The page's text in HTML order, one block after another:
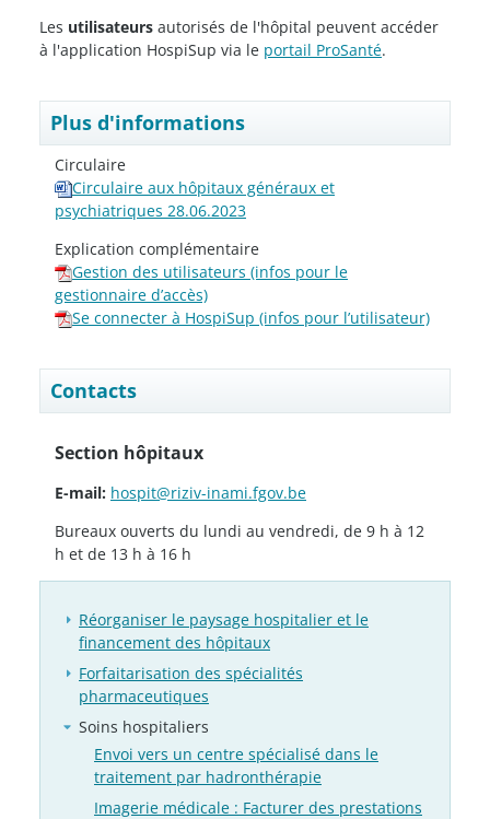
Réorganiser le paysage hospitalier et le
financement des hôpitaux
Forfaitarisation des spécialités
pharmaceutiques
Soins hospitaliers
Envoi vers un centre spécialisé dans le
traitement par hadronthérapie
Imagerie médicale : Facturer des prestations
Les utilisateurs autorisés de l'hôpital peuvent accéder
à l'application HospiSup via le portail ProSanté.
Plus d'informations
Circulaire
Circulaire aux hôpitaux généraux et
psychiatriques 28.06.2023
Explication complémentaire
Gestion des utilisateurs (infos pour le
gestionnaire d’accès)
Se connecter à HospiSup (infos pour l’utilisateur)
Contacts
Section hôpitaux
E-mail: hospit@riziv-inami.fgov.be
Bureaux ouverts du lundi au vendredi, de 9 h à 12
h et de 13 h à 16 h